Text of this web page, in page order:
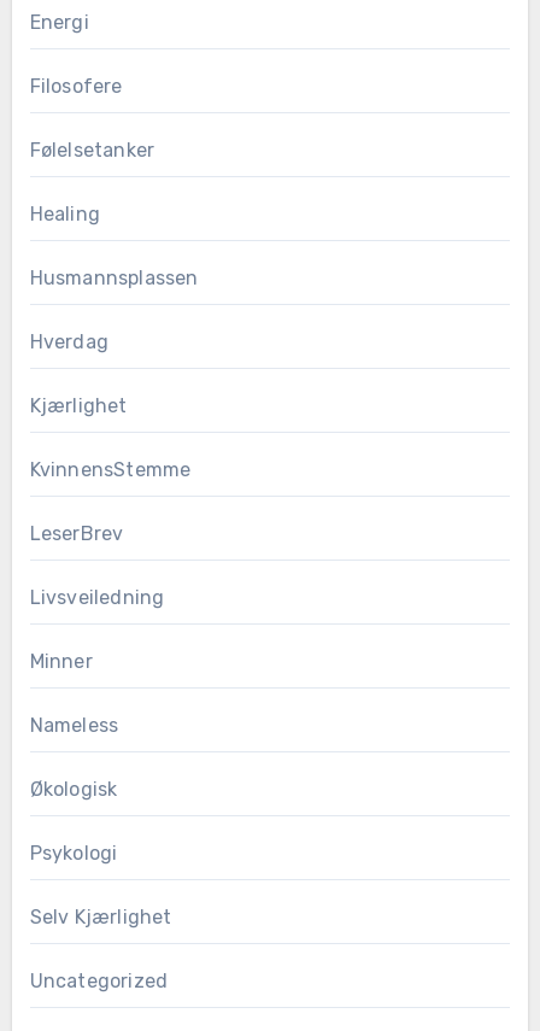
Energi
Filosofere
Følelsetanker
Healing
Husmannsplassen
Hverdag
Kjærlighet
KvinnensStemme
LeserBrev
Livsveiledning
Minner
Nameless
Økologisk
Psykologi
Selv Kjærlighet
Uncategorized